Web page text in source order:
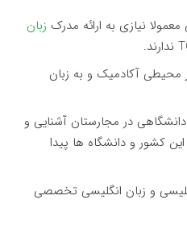
نیازی به ارائه مدرک زبان
محیطی آکادمیک و به زبان
در مجارستان آشنایی و
کشور و دانشگاه ها پیدا
و زبان انگلیسی تخصصی